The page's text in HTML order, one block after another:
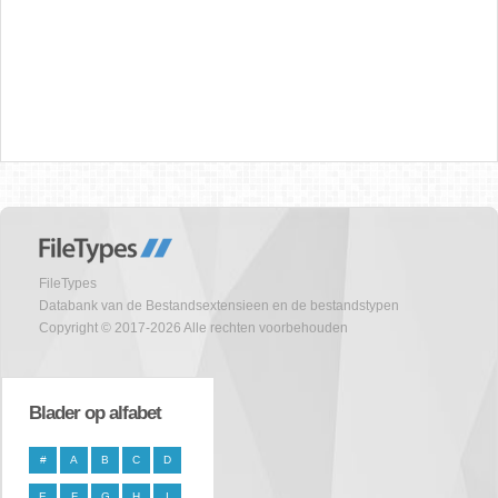
FileTypes
Databank van de Bestandsextensieen en de bestandstypen
Copyright © 2017-2026 Alle rechten voorbehouden
Blader op alfabet
# A B C D